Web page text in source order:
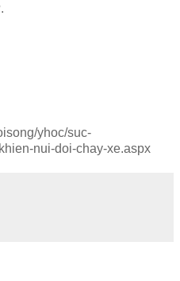
yhoc/suc-
nui-doi-chay-xe.aspx